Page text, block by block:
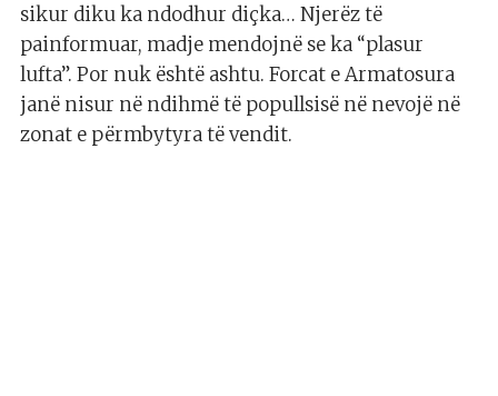
sikur diku ka ndodhur diçka… Njerëz të
painformuar, madje mendojnë se ka “plasur
lufta”. Por nuk është ashtu. Forcat e Armatosura
janë nisur në ndihmë të popullsisë në nevojë në
zonat e përmbytyra të vendit.